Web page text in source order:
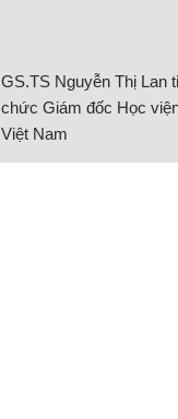
GS.TS Nguyễn Thị Lan
chức Giám đốc Học
Việt Nam